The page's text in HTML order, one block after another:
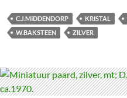
C.J.MIDDENDORP KRISTAL
W.BAKSTEEN
ZILVER